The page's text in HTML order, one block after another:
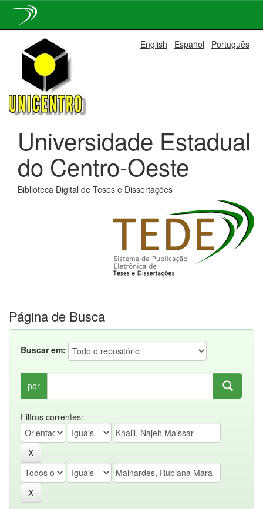
navigation
English Español Português
Universidade Estadual
do Centro-Oeste
Biblioteca Digital de Teses e Dissertações
Página de Busca
Buscar em:
por
Filtros correntes: